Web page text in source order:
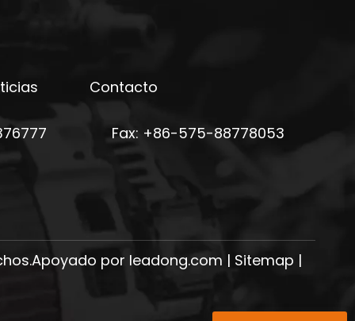
Contacto
Fax: +86-575-88778053
por leadong.com | Sitemap |